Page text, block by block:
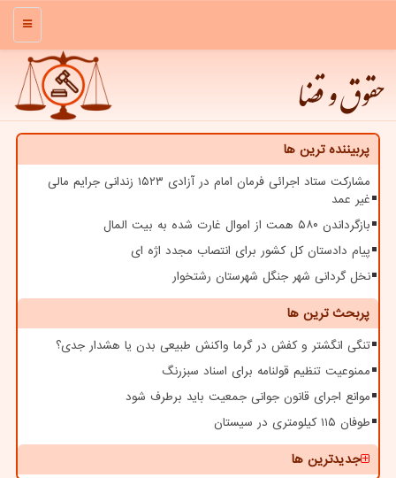
منو
حقوق و قضا
پربیننده ترین ها
مشارکت ستاد اجرائی فرمان امام در آزادی ۱۵۲۳ زندانی جرایم مالی
غیر عمد
بازگرداندن ۵۸۰ همت از اموال غارت شده به بیت المال
پیام دادستان کل کشور برای انتصاب مجدد اژه ای
نخل گردانی شهر جنگل شهرستان رشتخوار
پربحث ترین ها
تنگی انگشتر و کفش در گرما واکنش طبیعی بدن یا هشدار جدی؟
ممنوعیت تنظیم قولنامه برای اسناد سبزرنگ
موانع اجرای قانون جوانی جمعیت باید برطرف شود
طوفان ۱۱۵ کیلومتری در سیستان
جدیدترین ها